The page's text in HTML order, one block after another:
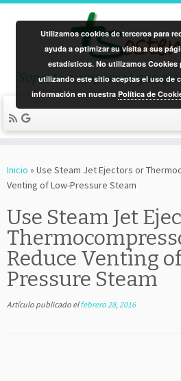
contenido
Soporte a empresas que
Inicio » Use Steam Jet Ejectors or
Venting of Low-Pressure Steam
Use Steam Jet
Reduce Venting
Pressure Steam
Artículo publicado elfebrero 28, 2016
Utilizamos cookies de terceros para
ayuda a optimizar su visita a sus
estadísticos. No utilizamos Cookies
utilizando este sitio aceptas el uso de
información en nuestra Política de